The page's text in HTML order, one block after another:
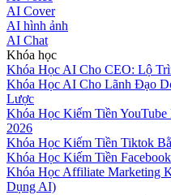
AI Cover
AI hình ảnh
AI Chat
Khóa học
Khóa Học AI Cho CEO: Lộ
Khóa Học AI Cho Lãnh Đạo
Lược
Khóa Học Kiếm Tiền
2026
Khóa Học Kiếm Tiền Tiktok
Khóa Học Kiếm Tiền
Khóa Học Affiliate Marketing
Dụng AI)